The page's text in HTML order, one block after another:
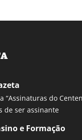
“Assinaturas do
de ser assinante
e Formação